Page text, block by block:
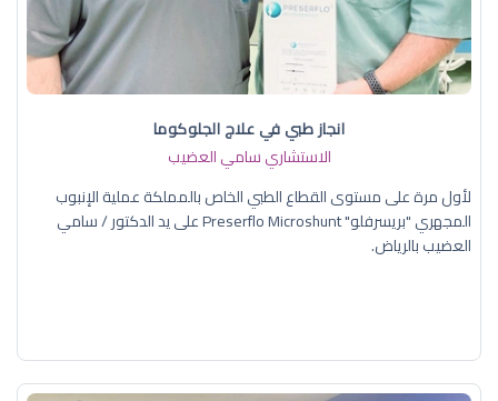
انجاز طبي في علاج الجلوكوما
الاستشاري سامي العضيب
لأول مرة على مستوى القطاع الطبي الخاص بالمملكة عملية الإنبوب
المجهري "بريسرفلو" Preserflo Microshunt على يد الدكتور / سامي
العضيب بالرياض.